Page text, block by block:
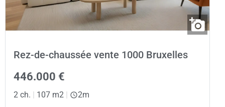
Rez-de-chaussée vente 1000 Bruxelles
446.000 €
2 ch. | 107 m2 | 2m